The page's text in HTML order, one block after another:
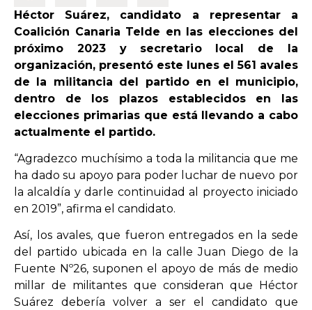
PROGRAMAS
Héctor Suárez, candidato a representar a
Coalición Canaria Telde en las elecciones del
próximo 2023 y secretario local de la
organización, presentó este lunes el 561 avales
de la militancia del partido en el municipio,
dentro de los plazos establecidos en las
elecciones primarias que está llevando a cabo
actualmente el partido.
“Agradezco muchísimo a toda la militancia que me
ha dado su apoyo para poder luchar de nuevo por
la alcaldía y darle continuidad al proyecto iniciado
en 2019”, afirma el candidato.
Así, los avales, que fueron entregados en la sede
del partido ubicada en la calle Juan Diego de la
Fuente Nº26, suponen el apoyo de más de medio
millar de militantes que consideran que Héctor
Suárez debería volver a ser el candidato que